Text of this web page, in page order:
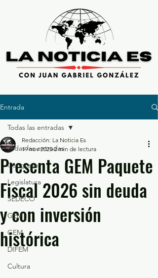
Entrada
Todas las entradas
Congreso
Legislatura
SEDECO
GEM
GEM
DIFEM
Cultura
Todas las entradas
Presenta GEM Paquete
Fiscal 2026 sin deuda
y con inversión
histórica
Redacción: La Noticia Es
19 nov 2025 2 min de lectura